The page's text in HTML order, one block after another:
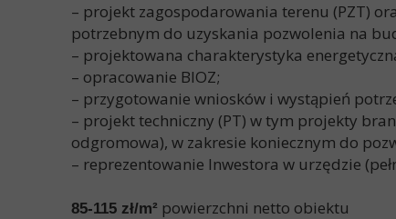
– projekt zagospodarowania terenu (PZT)
potrzebnym do uzyskania pozwolenia na
– projektowana charakterystyka
– opracowanie BIOZ;
– przygotowanie wniosków i wystąpień
– projekt techniczny (PT) w tym projekty
odgromowa), w zakresie koniecznym do
– reprezentowanie Inwestora w urzędzie
85-115 zł/m² powierzchni netto obiektu